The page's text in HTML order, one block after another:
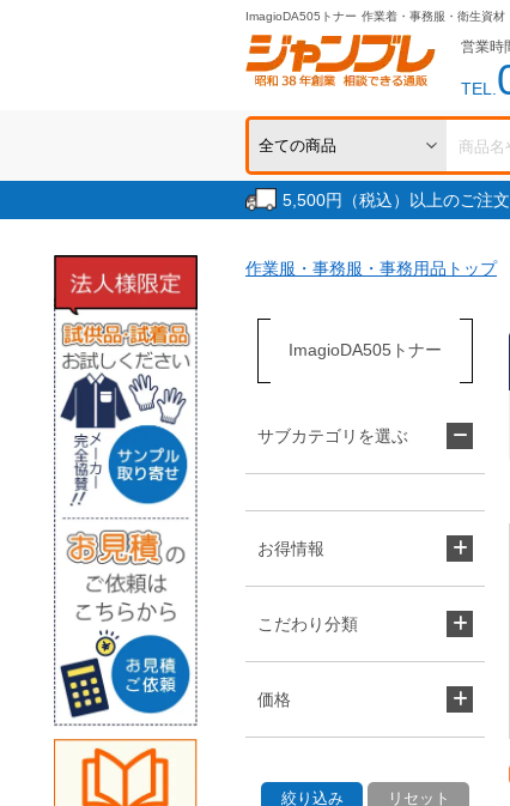
ImagioDA505トナー 作業着・事務服・衛生資材
営業時
TEL.
5,500円（税込）以上のご注
作業服・事務服・事務用品トップ
ImagioDA505トナー
サブカテゴリを選ぶ
お得情報
こだわり分類
価格